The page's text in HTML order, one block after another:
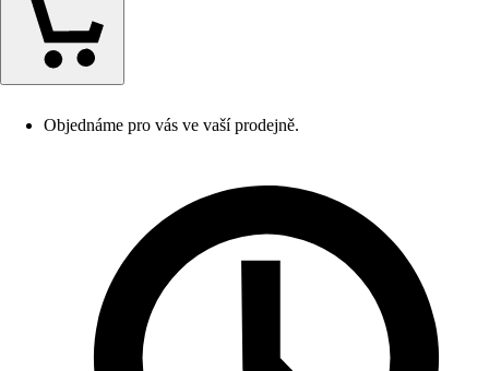
Objednáme pro vás ve vaší prodejně.